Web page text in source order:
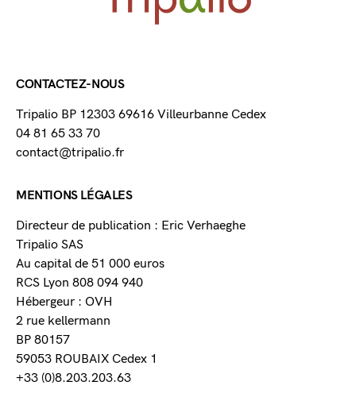
CONTACTEZ-NOUS
Tripalio BP 12303 69616 Villeurbanne Cedex
04 81 65 33 70
contact@tripalio.fr
MENTIONS LÉGALES
Directeur de publication : Eric Verhaeghe
Tripalio SAS
Au capital de 51 000 euros
RCS Lyon 808 094 940
Hébergeur : OVH
2 rue kellermann
BP 80157
59053 ROUBAIX Cedex 1
+33 (0)8.203.203.63